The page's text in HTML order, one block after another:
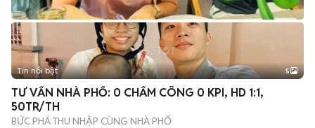
Tin nổi bật 5
TƯ VẤN NHÀ PHỐ: 0 CHẤM CÔNG 0 KPI, HD 1:1,
50TR/TH
BỨC PHÁ THU NHẬP CÙNG NHÀ PHỐ